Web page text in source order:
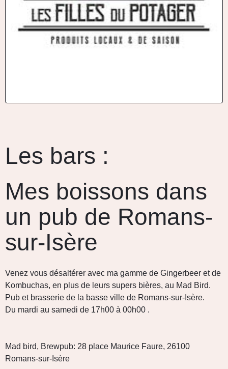
Les bars :
Mes boissons dans
un pub de Romans-
sur-Isère
Venez vous désaltérer avec ma gamme de Gingerbeer et de
Kombuchas, en plus de leurs supers bières, au Mad Bird.
Pub et brasserie de la basse ville de Romans-sur-Isère.
Du mardi au samedi de 17h00 à 00h00 .
Mad bird, Brewpub: 28 place Maurice Faure, 26100
Romans-sur-Isère